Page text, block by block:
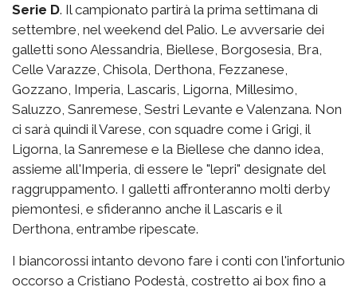
Serie D. Il campionato partirà la prima settimana di
settembre, nel weekend del Palio. Le avversarie dei
galletti sono Alessandria, Biellese, Borgosesia, Bra,
Celle Varazze, Chisola, Derthona, Fezzanese,
Gozzano, Imperia, Lascaris, Ligorna, Millesimo,
Saluzzo, Sanremese, Sestri Levante e Valenzana. Non
ci sarà quindi il Varese, con squadre come i Grigi, il
Ligorna, la Sanremese e la Biellese che danno idea,
assieme all'Imperia, di essere le "lepri" designate del
raggruppamento. I galletti affronteranno molti derby
piemontesi, e sfideranno anche il Lascaris e il
Derthona, entrambe ripescate.
I biancorossi intanto devono fare i conti con l'infortunio
occorso a Cristiano Podestà, costretto ai box fino a